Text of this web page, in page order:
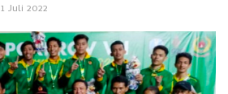
1 Juli 2022